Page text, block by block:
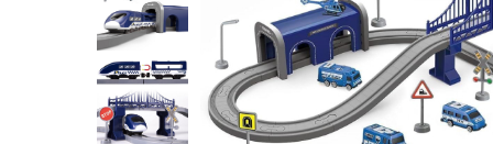
Cadouri sub 59 lei
Cadouri sub 99 lei
Cadouri sub 149 lei
Jucarii pe Varsta Copilului